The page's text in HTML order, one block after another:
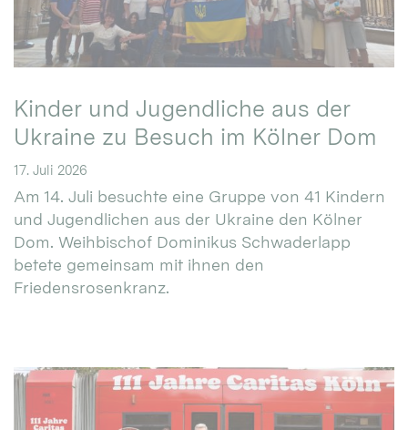
Kinder und Jugendliche aus der
Ukraine zu Besuch im Kölner Dom
17. Juli 2026
Am 14. Juli besuchte eine Gruppe von 41 Kindern
und Jugendlichen aus der Ukraine den Kölner
Dom. Weihbischof Dominikus Schwaderlapp
betete gemeinsam mit ihnen den
Friedensrosenkranz.